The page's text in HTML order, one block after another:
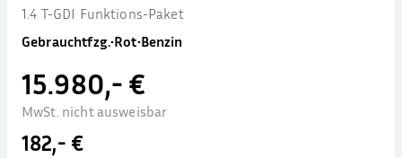
1.4 T-GDI Funktions-Paket
Gebrauchtfzg.•Rot•Benzin
15.980,- €
MwSt. nicht ausweisbar
182,- €